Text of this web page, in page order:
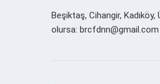
Beşiktaş, Cihangir,
olursa: brcfdnn@gmail.com